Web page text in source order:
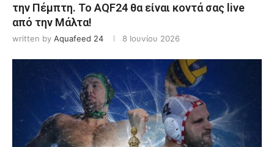
την Πέμπτη. Το AQF24 θα είναι κοντά σας live
από την Μάλτα!
written by Aquafeed 24 8 Ιουνίου 2026